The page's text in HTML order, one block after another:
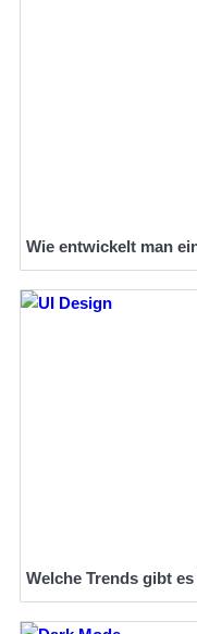
Wie entwickelt man
Welche Trends gibt